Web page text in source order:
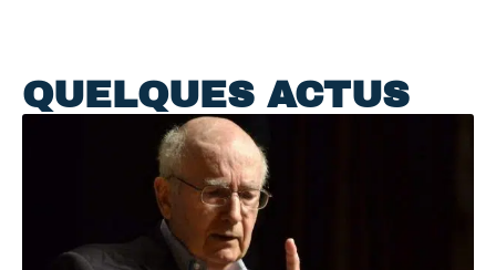
QUELQUES ACTUS